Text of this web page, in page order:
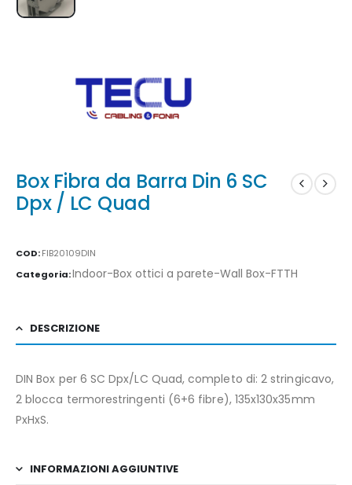
Box Fibra da Barra Din 6 SC
Dpx / LC Quad
COD:FIB20109DIN
Categoria:Indoor-Box ottici a parete-Wall Box-FTTH
DESCRIZIONE
DIN Box per 6 SC Dpx/LC Quad, completo di: 2 stringicavo,
2 blocca termorestringenti (6+6 fibre), 135x130x35mm
PxHxS.
INFORMAZIONI AGGIUNTIVE